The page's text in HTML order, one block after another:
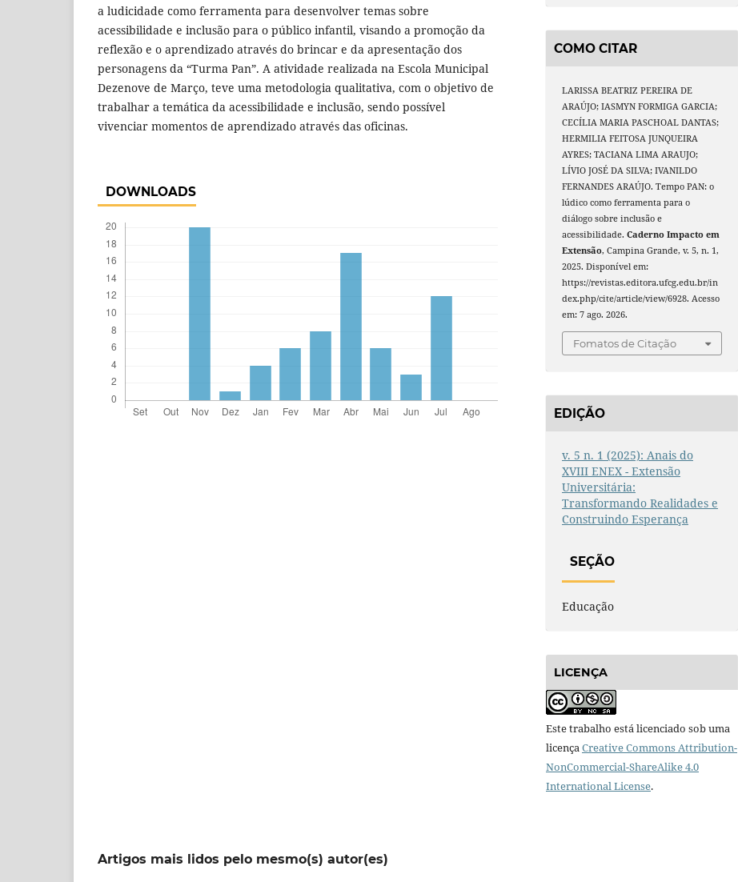
a ludicidade como ferramenta para desenvolver temas sobre
acessibilidade e inclusão para o público infantil, visando a promoção da
reflexão e o aprendizado através do brincar e da apresentação dos
personagens da “Turma Pan”. A atividade realizada na Escola Municipal
Dezenove de Março, teve uma metodologia qualitativa, com o objetivo de
trabalhar a temática da acessibilidade e inclusão, sendo possível
vivenciar momentos de aprendizado através das oficinas.
DOWNLOADS
COMO CITAR
LARISSA BEATRIZ PEREIRA DE
ARAÚJO; IASMYN FORMIGA GARCIA;
CECÍLIA MARIA PASCHOAL DANTAS;
HERMILIA FEITOSA JUNQUEIRA
AYRES; TACIANA LIMA ARAUJO;
LÍVIO JOSÉ DA SILVA; IVANILDO
FERNANDES ARAÚJO. Tempo PAN: o
lúdico como ferramenta para o
diálogo sobre inclusão e
acessibilidade.Caderno Impacto em
Extensão, Campina Grande, v. 5, n. 1,
2025. Disponível em:
https://revistas.editora.ufcg.edu.br/in
dex.php/cite/article/view/6928. Acesso
em: 7 ago. 2026.
Fomatos de Citação
EDIÇÃO
v. 5 n. 1 (2025): Anais do
XVIII ENEX - Extensão
Universitária:
Transformando Realidades e
Construindo Esperança
SEÇÃO
Educação
LICENÇA
Este trabalho está licenciado sob uma
licençaCreative Commons Attribution-
NonCommercial-ShareAlike 4.0
International License.
Artigos mais lidos pelo mesmo(s) autor(es)